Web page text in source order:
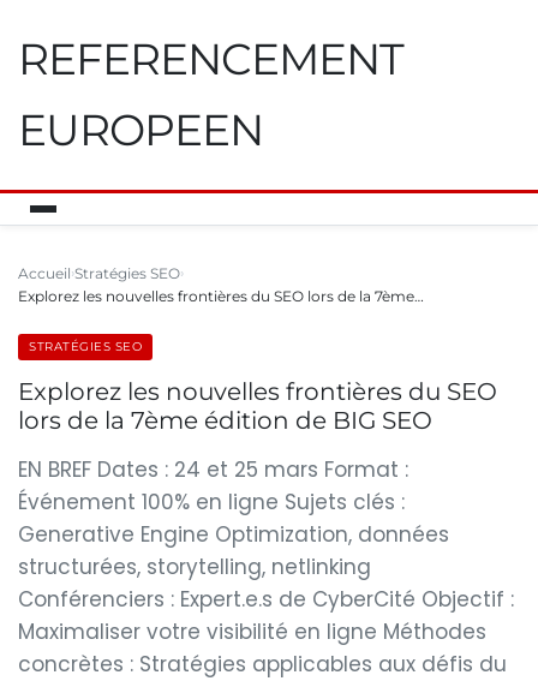
REFERENCEMENT
EUROPEEN
Accueil Stratégies SEO
Explorez les nouvelles frontières du SEO lors de la 7ème…
STRATÉGIES SEO
Explorez les nouvelles frontières du SEO
lors de la 7ème édition de BIG SEO
EN BREF Dates : 24 et 25 mars Format :
Événement 100% en ligne Sujets clés :
Generative Engine Optimization, données
structurées, storytelling, netlinking
Conférenciers : Expert.e.s de CyberCité Objectif :
Maximaliser votre visibilité en ligne Méthodes
concrètes : Stratégies applicables aux défis du